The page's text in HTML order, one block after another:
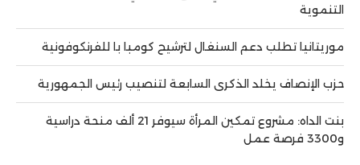
التنموية
موريتانيا تطلب دعم السنغال لترشيح كومبا با للفرنكوفونية
حزب الإنصاف يخلد الذكرى السابعة لتنصيب رئيس الجمهورية
بنت الداه: مشروع تمكين المرأة سيوفر 21 ألف منحة دراسية
و3300 فرصة عمل